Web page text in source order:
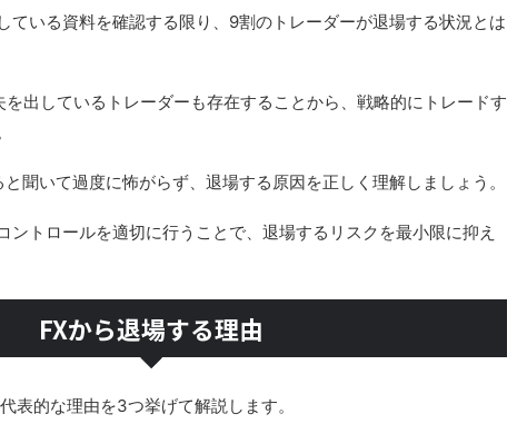
ている資料を確認する限り、9割のトレーダーが退場する状況とは
出しているトレーダーも存在することから、戦略的にトレードす
聞いて過度に怖がらず、退場する原因を正しく理解しましょう。
ントロールを適切に行うことで、退場するリスクを最小限に抑え
FXから退場する理由
表的な理由を3つ挙げて解説します。